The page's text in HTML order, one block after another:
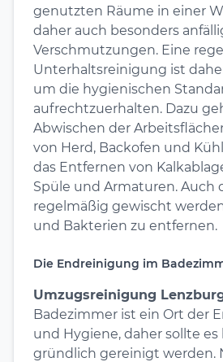
genutzten Räume in einer
daher auch besonders
Verschmutzungen. Eine
Unterhaltsreinigung ist
um die hygienischen
aufrechtzuerhalten. Dazu
Abwischen der
von Herd, Backofen und
das Entfernen von
Spüle und Armaturen. Auch
regelmäßig gewischt
und Bakterien zu entfernen.
Die Endreinigung im
Umzugsreinigung
Badezimmer ist ein Ort der
und Hygiene, daher sollte es
gründlich gereinigt werden.